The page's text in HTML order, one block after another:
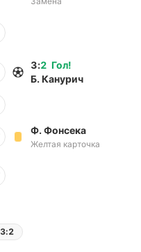
Гол!
3:2
Б. Канурич
Ф. Фонсека
Желтая карточка
3:2